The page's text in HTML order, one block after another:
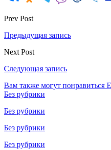
Prev Post
Предыдущая запись
Next Post
Следующая запись
Вам также могут понравиться
Без рубрики
Без рубрики
Без рубрики
Без рубрики